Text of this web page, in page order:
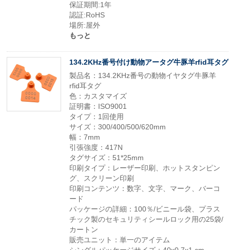
保証期間:1年
認証:RoHS
場所:屋外
もっと
134.2KHz番号付け動物アータグ牛豚羊rfid耳タグ
製品名：134.2KHz番号の動物イヤタグ牛豚羊
rfid耳タグ
色：カスタマイズ
証明書：ISO9001
タイプ：1回使用
サイズ：300/400/500/620mm
幅：7mm
引張強度：417N
タグサイズ：51*25mm
印刷タイプ：レーザー印刷、ホットスタンピン
グ、スクリーン印刷
印刷コンテンツ：数字、文字、マーク、バーコ
ード
パッケージの詳細：100％/ビニール袋、プラス
チック製のセキュリティシールロック用の25袋/
カートン
販売ユニット：単一のアイテム